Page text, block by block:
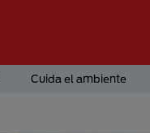
Cuida el ambiente